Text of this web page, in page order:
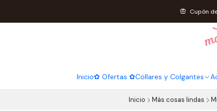
Inicio✿ Ofertas ✿Collares y Colgantes
Cupón
Inicio Más cosas lindas